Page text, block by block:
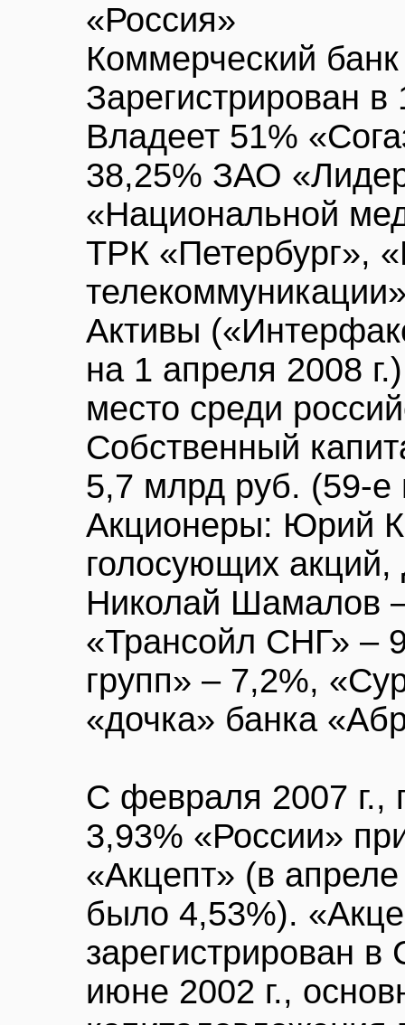
«Россия»
Коммерческий банк
Зарегистрирован в
Владеет 51%
38,25% ЗАО
«Национальной
ТРК «Петербург»,
Активы
на 1 апреля 2008
место среди
Собственный
5,7 млрд руб. (59-е
Акционеры: Юрий
голосующих
Николай Шамалов
«Трансойл СНГ» –
групп» – 7,2%,
«дочка» банка
С февраля 2007
3,93% «России»
«Акцепт» (в
было 4,53%).
зарегистрирован в
июне 2002 г.,